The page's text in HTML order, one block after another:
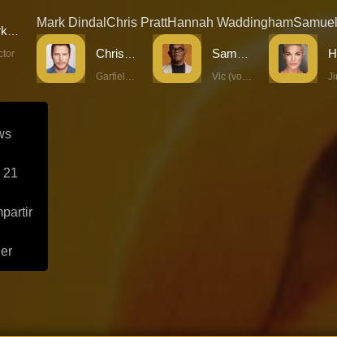
Mark DindalChris PrattHannah Waddingham
21